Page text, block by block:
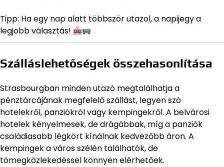
Tipp: Ha egy nap alatt többször utazol, a napijegy a
legjobb választás!
Szálláslehetőségek összehasonlítása
Strasbourgban minden utazó megtalálhatja a
pénztárcájának megfelelő szállást, legyen szó
hotelekről, panziókról vagy kempingekről. A belvárosi
hotelek kényelmesek, de drágábbak, míg a panziók
családiasabb légkört kínálnak kedvezőbb áron. A
kempingek a város szélén találhatók, de
tömegközlekedéssel könnyen elérhetőek.